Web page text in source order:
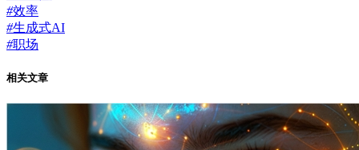
#效率
#生成式AI
#职场
相关文章